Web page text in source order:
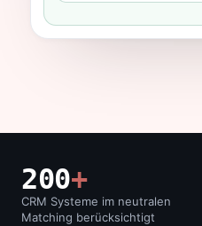
200+
CRM Systeme im neutralen
Matching berücksichtigt